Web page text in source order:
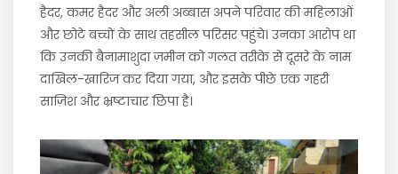
हैदर, कमर हैदर और अली अब्बास अपने परिवार की महिलाओं
और छोटे बच्चों के साथ तहसील परिसर पहुंचे। उनका आरोप था
कि उनकी बैनामाशुदा ज़मीन को गलत तरीके से दूसरे के नाम
दाखिल-खारिज कर दिया गया, और इसके पीछे एक गहरी
साज़िश और भ्रष्टाचार छिपा है।